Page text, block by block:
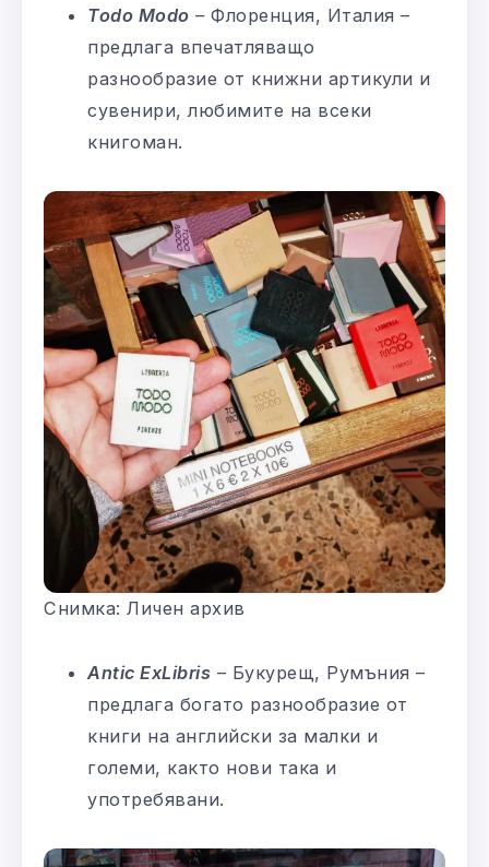
Todo Modo – Флоренция, Италия –
предлага впечатляващо
разнообразие от книжни артикули и
сувенири, любимите на всеки
книгоман.
Снимка: Личен архив
Antic ExLibris – Букурещ, Румъния –
предлага богато разнообразие от
книги на английски за малки и
големи, както нови така и
употребявани.